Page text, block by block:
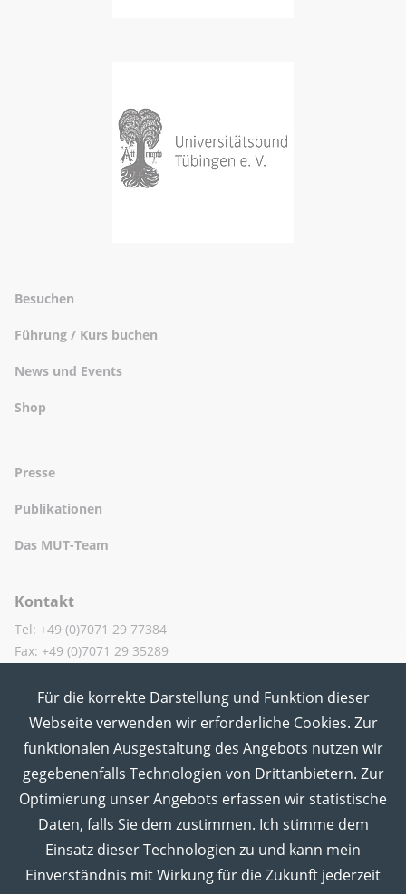
Besuchen
Führung / Kurs buchen
News und Events
Shop
Presse
Publikationen
Das MUT-Team
Kontakt
Tel: +49 (0)7071 29 77384
Fax: +49 (0)7071 29 35289
MUT in den Sozialen Medien
Für die korrekte Darstellung und Funktion dieser
Webseite verwenden wir erforderliche Cookies. Zur
funktionalen Ausgestaltung des Angebots nutzen wir
gegebenenfalls Technologien von Drittanbietern. Zur
Optimierung unser Angebots erfassen wir statistische
Daten, falls Sie dem zustimmen. Ich stimme dem
Einsatz dieser Technologien zu und kann mein
Einverständnis mit Wirkung für die Zukunft jederzeit